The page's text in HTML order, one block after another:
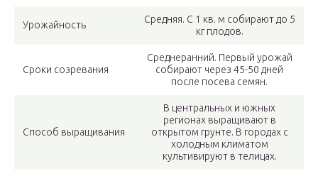
Урожайность
Средняя. С 1 кв. м собирают до 5
кг плодов.
Сроки созревания
Среднеранний. Первый урожай
собирают через 45-50 дней
после посева семян.
Способ выращивания
В центральных и южных
регионах выращивают в
открытом грунте. В городах с
холодным климатом
культивируют в телицах.